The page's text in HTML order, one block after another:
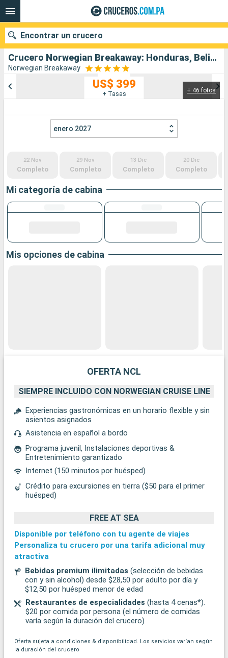
Crucero Norwegian Breakaway: Honduras, Belice, México, Estados Unidos salida desde New Orleans
Norwegian Breakaway
+ 46 fotos
US$ 399
+ Tasas
enero 2027
22 Nov
Completo
29 Nov
Completo
13 Dic
Completo
20 Dic
Completo
Mi categoría de cabina
Mis opciones de cabina
OFERTA NCL
SIEMPRE INCLUIDO CON NORWEGIAN CRUISE LINE
Experiencias gastronómicas en un horario flexible y sin
asientos asignados
Asistencia en español a bordo
Programa juvenil, Instalaciones deportivas &
Entretenimiento garantizado
Internet (150 minutos por huésped)
Crédito para excursiones en tierra ($50 para el primer
huésped)
FREE AT SEA
Disponible por teléfono con tu agente de viajes
Personaliza tu crucero por una tarifa adicional muy
atractiva
Bebidas premium ilimitadas (selección de bebidas
con y sin alcohol) desde $28,50 por adulto por día y
$12,50 por huésped menor de edad
Restaurantes de especialidades (hasta 4 cenas*).
$20 por comida por persona (el número de comidas
varía según la duración del crucero)
Oferta sujeta a condiciones & disponibilidad. Los servicios varían según
la duración del crucero
Encontrar un crucero
Compañías
Buscar